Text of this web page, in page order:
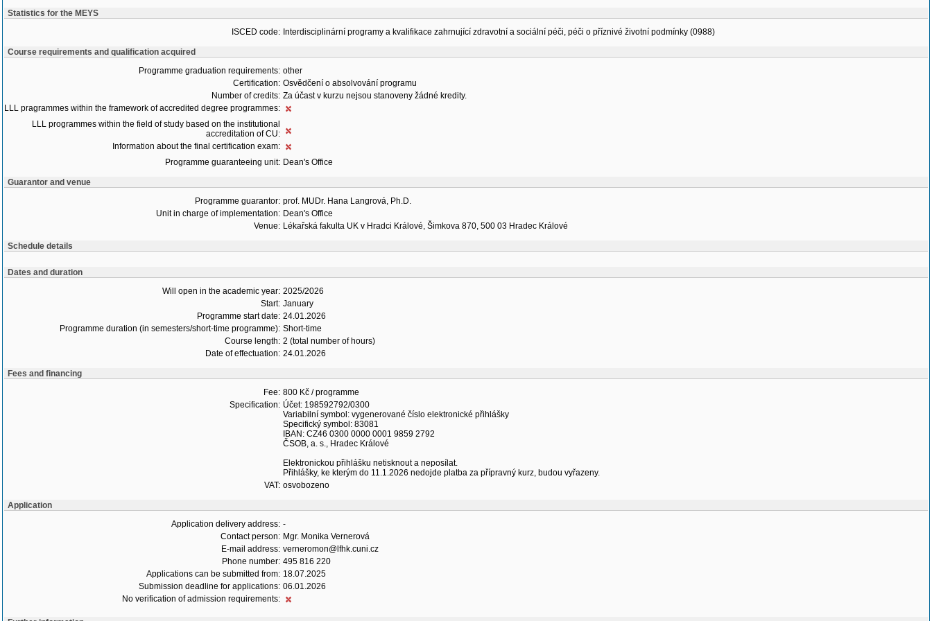
Statistics for the MEYS
ISCED code: Interdisciplinární programy a kvalifikace zahrnující zdravotní a sociální péči, péči o příznivé životní podmínky (0988)
Course requirements and qualification acquired
Programme graduation requirements: other
Certification: Osvědčení o absolvování programu
Number of credits: Za účast v kurzu nejsou stanoveny žádné kredity.
LLL pragrammes within the framework of accredited degree programmes:
LLL programmes within the field of study based on the institutional
accreditation of CU:
Information about the final certification exam:
Programme guaranteeing unit: Dean's Office
Guarantor and venue
Programme guarantor: prof. MUDr. Hana Langrová, Ph.D.
Unit in charge of implementation: Dean's Office
Venue: Lékařská fakulta UK v Hradci Králové, Šimkova 870, 500 03 Hradec Králové
Schedule details
Dates and duration
Will open in the academic year: 2025/2026
Start: January
Programme start date: 24.01.2026
Programme duration (in semesters/short-time programme): Short-time
Course length: 2 (total number of hours)
Date of effectuation: 24.01.2026
Fees and financing
Fee: 800 Kč / programme
Specification: Účet: 198592792/0300
Variabilní symbol: vygenerované číslo elektronické přihlášky
Specifický symbol: 83081
IBAN: CZ46 0300 0000 0001 9859 2792
ČSOB, a. s., Hradec Králové
Elektronickou přihlášku netisknout a neposílat.
Přihlášky, ke kterým do 11.1.2026 nedojde platba za přípravný kurz, budou vyřazeny.
VAT: osvobozeno
Application
Application delivery address: -
Contact person: Mgr. Monika Vernerová
E-mail address: verneromon@lfhk.cuni.cz
Phone number: 495 816 220
Applications can be submitted from: 18.07.2025
Submission deadline for applications: 06.01.2026
No verification of admission requirements: